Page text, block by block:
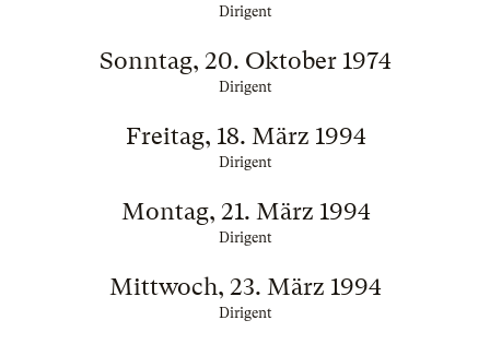
Dirigent
Sonntag, 20. Oktober 1974
Dirigent
Freitag, 18. März 1994
Dirigent
Montag, 21. März 1994
Dirigent
Mittwoch, 23. März 1994
Dirigent